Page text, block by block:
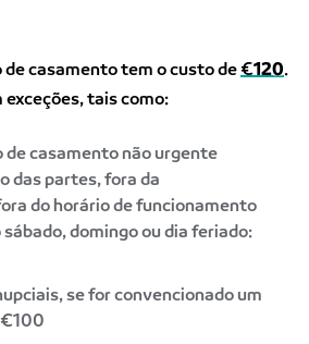
de casamento tem o custo de€120
tais como:
de casamento não urgente
das partes, fora da
do horário de funcionamento
domingo ou dia feriado:
se for convencionado um